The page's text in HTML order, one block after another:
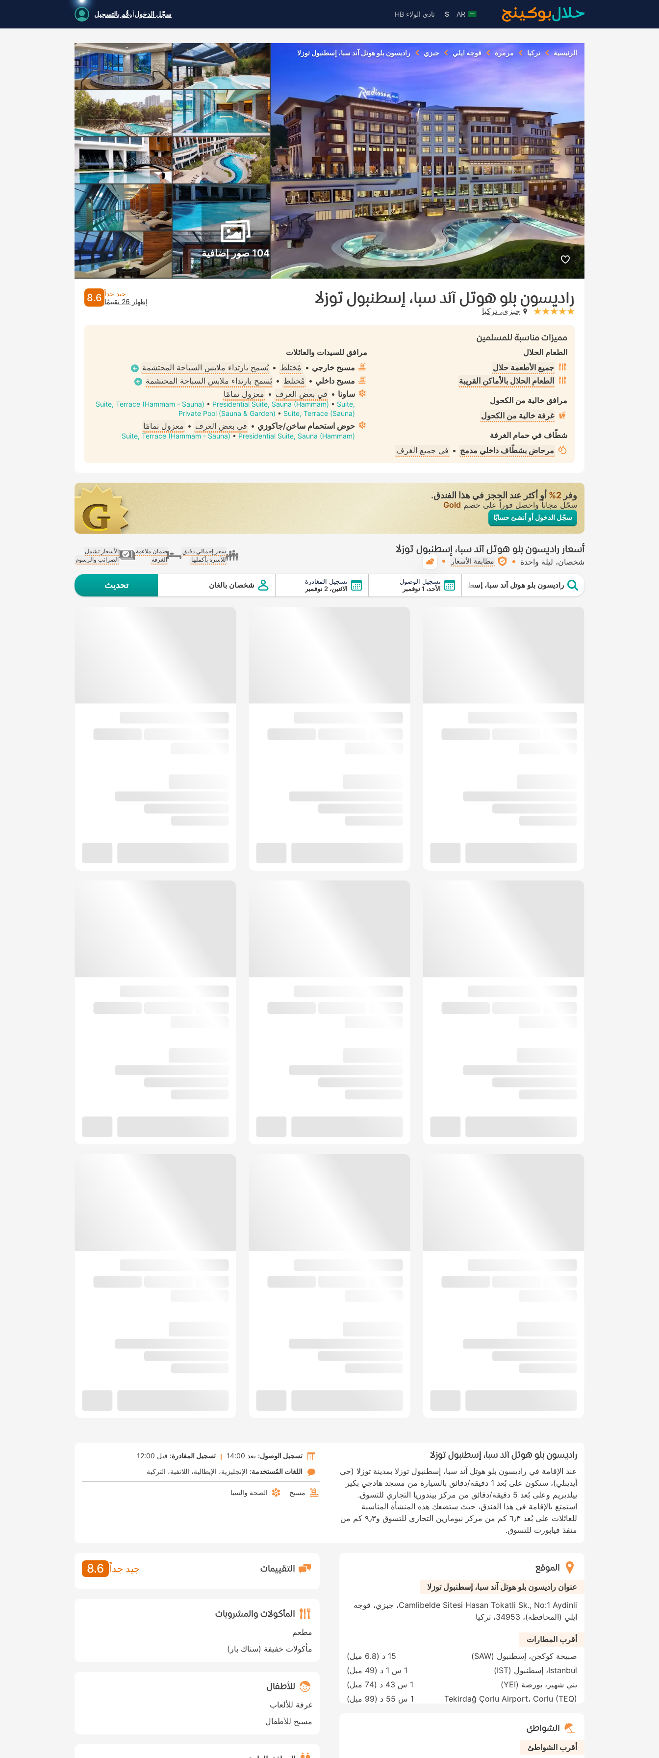
AR
$ نادي الولاء HB سجّل الدخولأوقُم بالتسجيل
الرئيسية تركيا مرمرة قوجه ايلي جبزي راديسون بلو هوتل آند سبا، إسطنبول توزلا
104 صور إضافية
راديسون بلو هوتل آند سبا، إسطنبول توزلا
stars: 5جبزي، تركيا
جيد جداً
إظهار 26 تقييمًا
8.6
مميزات مناسبة للمسلمين
الطعام الحلال
جميع الأطعمة حلال
الطعام الحلال بالأماكن القريبة
مرافق خالية من الكحول
غرفة خالية من الكحول
شطّاف في حمام الغرفة
مرحاض بشطّاف داخلي مدمج • في جميع الغرف
مرافق للسيدات والعائلات
مسبح خارجي • مُختلط • يُسمح بارتداء ملابس السباحة المحتشمة
مسبح داخلي • مُختلط • يُسمح بارتداء ملابس السباحة المحتشمة
ساونا • في بعض الغرف • معزول تمامًا
Suite, Terrace (Hammam - Sauna) • Presidential Suite, Sauna (Hammam) • Suite,
Private Pool (Sauna & Garden) • Suite, Terrace (Sauna)
حوض استحمام ساخن/جاكوزي • في بعض الغرف • معزول تمامًا
Suite, Terrace (Hammam - Sauna) • Presidential Suite, Sauna (Hammam)
وفر2‏% أو أكثر عند الحجز في هذا الفندق.
سجّل مجاناً واحصل فوراً على خصم Gold
سجّل الدخول أو أنشئ حسابًا
أسعار راديسون بلو هوتل آند سبا، إسطنبول توزلا
شخصان ليلة واحدة مطابقة الأسعار
سعر إجمالي دقيق
للأسرة بأكملها
ضمان ملاءمة
الغرفة
الأسعار تشمل
الضرائب والرسوم
راديسون بلو هوتل آند سبا، إسطنبول توزلاتسجيل الوصول
الأحد، 1 نوفمبر
تسجيل المغادرة
الاثنين، 2 نوفمبر
شخصان بالغان تحديث
راديسون بلو هوتل آند سبا، إسطنبول توزلا
عند الإقامة في راديسون بلو هوتل آند سبا، إسطنبول توزلا بمدينة توزلا (حي
أيدينلي)، ستكون على بُعد 1 دقيقة/دقائق بالسيارة من مسجد هادجي بكير
ييلديريم وعلى بُعد 5 دقيقة/دقائق من مركز بيندوريا التجاري للتسوق.
استمتع بالإقامة في هذا الفندق، حيث ستضعك هذه المنشأة المناسبة
للعائلات على بُعد ٦٫٣ كم من مركز نيومارين التجاري للتسوق و٩٫٣ كم من
منفذ فيابورت للتسوق.
تسجيل الوصول: بعد 14:00 تسجيل المغادرة: قبل 12:00
اللغات المُستخدمة: الإنجليزية الإيطالية اللاتفية التركية
مسبح الصحة والسبا
الموقع
عنوان راديسون بلو هوتل آند سبا، إسطنبول توزلا
Camlibelde Sitesi Hasan Tokatli Sk., No:1 Aydinli، جبزي، قوجه
ايلي (المحافظة)، 34953، تركيا
أقرب المطارات
صبيحة كوكجن، إسطنبول (SAW)
15 د ( 6.8 ميل
)
Istanbul، إسطنبول (IST)
1 س 1 د ( 49 ميل
)
يني شهير، بورصة (YEI)
1 س 43 د ( 74 ميل
)
Tekirdağ Çorlu Airport، Corlu (TEQ)
1 س 55 د ( 99 ميل )
الشواطئ
أقرب الشواطئ
التقييمات جيد جداً 8.6
المأكولات والمشروبات
مطعم
مأكولات خفيفة (سناك بار)
للأطفال
غرفة للألعاب
مسبح للأطفال